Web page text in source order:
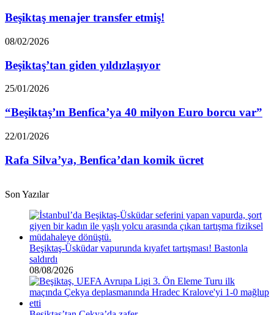
transfer
etmiş!
Beşiktaş menajer transfer etmiş!
Beşiktaş’tan
yıldızlaşıyor
08/02/2026
Beşiktaş’tan giden yıldızlaşıyor
“Beşiktaş’ın
40
milyon
Euro
borcu
var”
25/01/2026
“Beşiktaş’ın Benfica’ya 40 milyon Euro borcu var”
Rafa
Benfica’dan
komik
22/01/2026
Rafa Silva’ya, Benfica’dan komik ücret
Son Yazılar
Beşiktaş-Üsküdar vapurunda kıyafet tartışması! Bastonla
saldırdı
08/08/2026